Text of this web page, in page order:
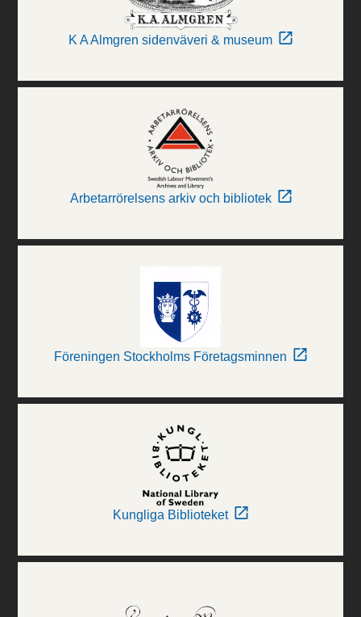
K A Almgren sidenväveri & museum
Arbetarrörelsens arkiv och bibliotek
Föreningen Stockholms Företagsminnen
Kungliga Biblioteket